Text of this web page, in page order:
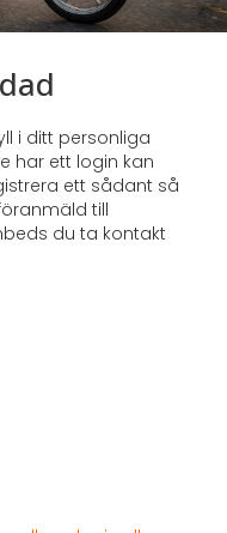
i ditt personliga
har ett login kan
ett sådant så
till
du ta kontakt